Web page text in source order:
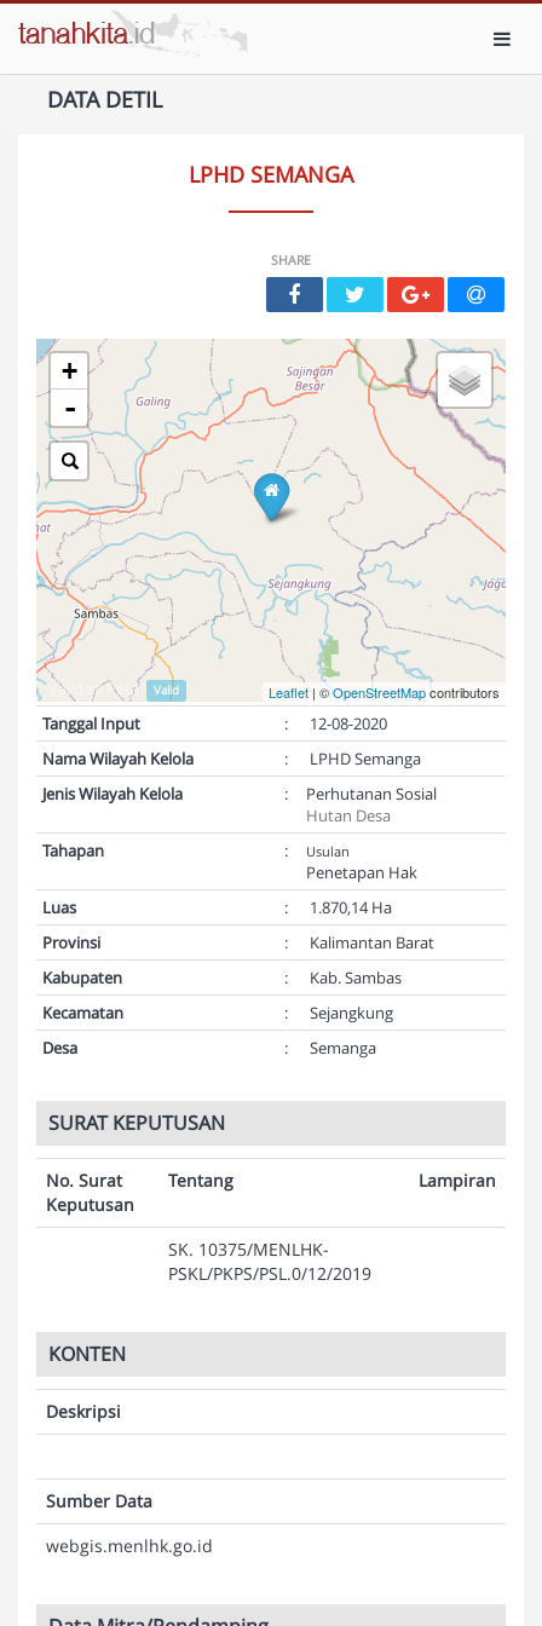
DATA DETIL
LPHD SEMANGA
SHARE
+
-
Leaflet | ©OpenStreetMapcontributors
Validasi Peta: Valid
Tanggal Input :
12-08-2020
Nama Wilayah Kelola
:
LPHD Semanga
Jenis Wilayah Kelola
:
Perhutanan Sosial
Hutan Desa
Tahapan
: Usulan
Penetapan Hak
Luas
:
1.870,14 Ha
Provinsi
:
Kalimantan Barat
Kabupaten
:
Kab. Sambas
Kecamatan
:
Sejangkung
Desa
: Semanga
SURAT KEPUTUSAN
No. Surat
Keputusan
Tentang Lampiran
SK. 10375/MENLHK-
PSKL/PKPS/PSL.0/12/2019
KONTEN
Deskripsi
Sumber Data
webgis.menlhk.go.id